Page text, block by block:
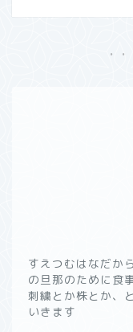
すえつむはなだか
の旦那のために食
刺繍とか株とか、
いきます